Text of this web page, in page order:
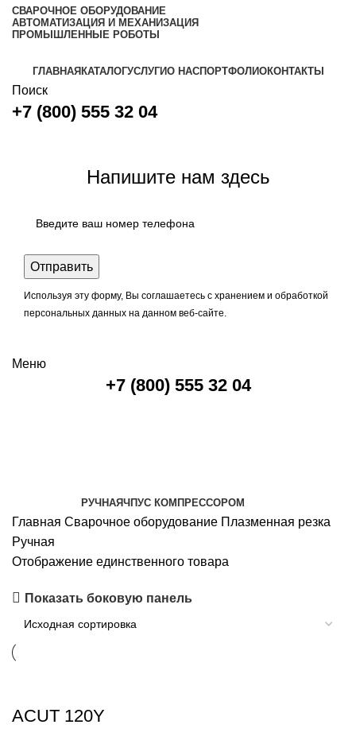
СВАРОЧНОЕ ОБОРУДОВАНИЕ
АВТОМАТИЗАЦИЯ И МЕХАНИЗАЦИЯ
ПРОМЫШЛЕННЫЕ РОБОТЫ
ГЛАВНАЯ КАТАЛОГУСЛУГИО НАСПОРТФОЛИОКОНТАКТЫ
Поиск
+7 (800) 555 32 04
Напишите нам здесь
Используя эту форму, Вы соглашаетесь с хранением и обработкой
персональных данных на данном веб-сайте.
Меню
+7 (800) 555 32 04
РУЧНАЯЧПУС КОМПРЕССОРОМ
Главная Сварочное оборудование Плазменная резка
Ручная
Отображение единственного товара
Показать боковую панель
ACUT 120Y